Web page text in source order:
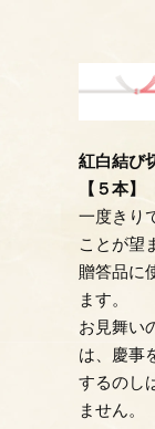
紅白結び
【５本】
一度きり
ことが望
贈答品に
ます。
お見舞い
は、慶事
するのし
ません。